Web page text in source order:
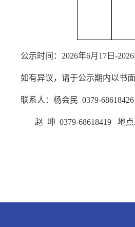
公示时间： 2026年6月 17 日 -
如有异议，请于公示期内以书
联系人：杨会民 0379-
赵 坤 0379-68618419 地点